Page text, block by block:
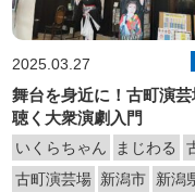
2025.03.27
舞台を身近に！古町演
聴く大衆演劇入門
いくらちゃん まじわる
古町演芸場 新潟市 新潟